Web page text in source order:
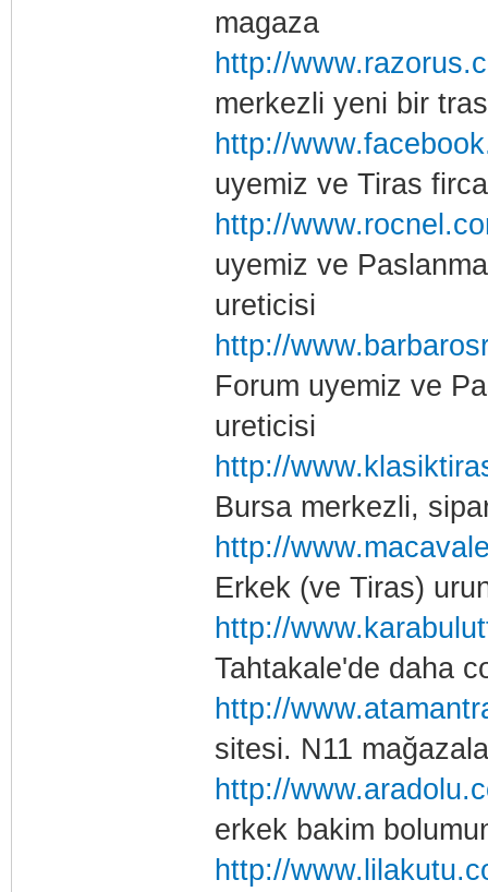
magaza
http://
merkezli yeni bir
http://
uyemiz ve Tiras
http://
uyemiz ve
ureticisi
http://
Forum uyemiz ve
ureticisi
http://
Bursa merkezli,
http://
Erkek (ve Tiras)
http://
Tahtakale'de daha
http://
sitesi. N11
http://
erkek bakim
http://